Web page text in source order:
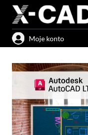
Przejdź
treści
Moje konto